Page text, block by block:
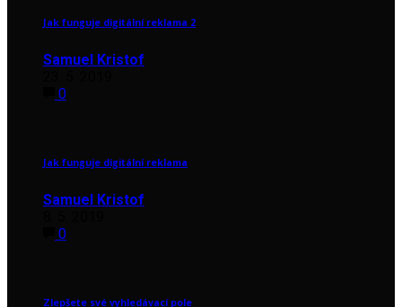
Jak funguje digitální reklama 2
Samuel Kristof
0
Jak funguje digitální reklama
Samuel Kristof
0
Zlepšete své vyhledávací pole